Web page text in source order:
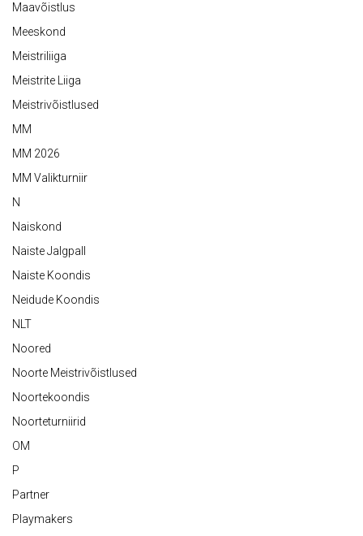
Maavõistlus
Meeskond
Meistriliiga
Meistrite Liiga
Meistrivõistlused
MM
MM 2026
MM Valikturniir
N
Naiskond
Naiste Jalgpall
Naiste Koondis
Neidude Koondis
NLT
Noored
Noorte Meistrivõistlused
Noortekoondis
Noorteturniirid
OM
P
Partner
Playmakers